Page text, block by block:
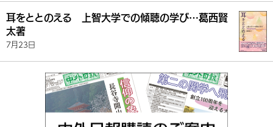
耳をととのえる 上智大学での傾聴の学び…葛西賢
太著
7月23日